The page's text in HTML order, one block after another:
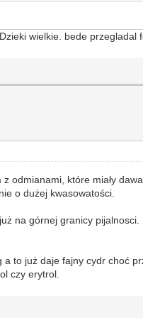
wielkie. bede przegladal
które miały
o dużej kwasowatości.
na górnej granicy pijalnosci.
to już daje fajny cydr choć
czy erytrol.